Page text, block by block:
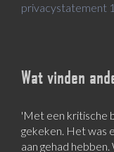
privacystatement
Wat vinden
'Met een kritische
gekeken. Het was
aan gehad